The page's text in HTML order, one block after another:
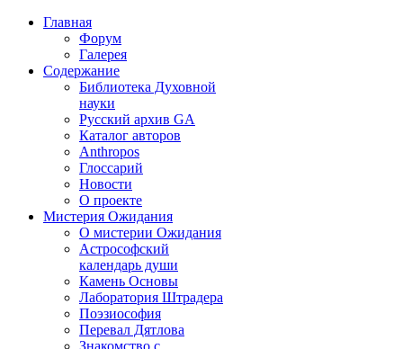
Главная
Форум
Галерея
Содержание
Библиотека Духовной
науки
Русский архив GA
Каталог авторов
Anthropos
Глоссарий
Новости
О проекте
Мистерия Ожидания
О мистерии Ожидания
Астрософский
календарь души
Камень Основы
Лаборатория Штрадера
Поэзиософия
Перевал Дятлова
Знакомство с